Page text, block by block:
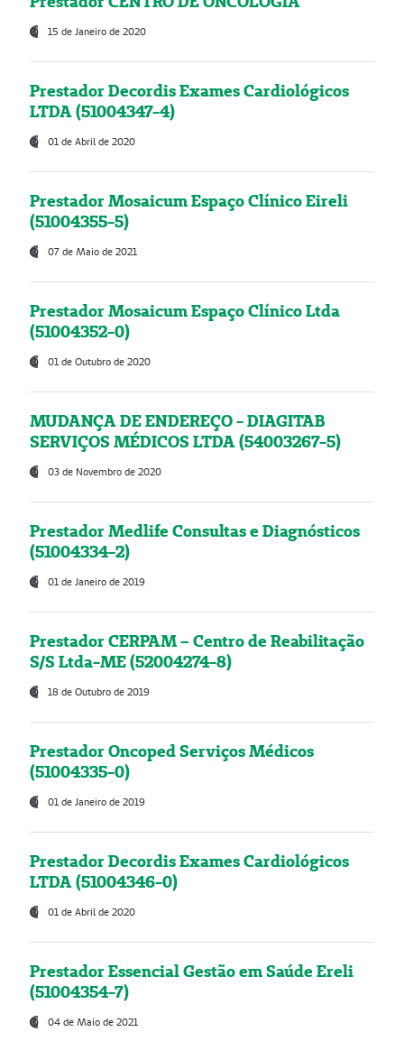
15 de Janeiro de 2020
Prestador Decordis Exames Cardiológicos
LTDA (51004347-4)
01 de Abril de 2020
Prestador Mosaicum Espaço Clínico Eireli
(51004355-5)
07 de Maio de 2021
Prestador Mosaicum Espaço Clínico Ltda
(51004352-0)
01 de Outubro de 2020
MUDANÇA DE ENDEREÇO - DIAGITAB
SERVIÇOS MÉDICOS LTDA (54003267-5)
03 de Novembro de 2020
Prestador Medlife Consultas e Diagnósticos
(51004334-2)
01 de Janeiro de 2019
Prestador CERPAM – Centro de Reabilitação
S/S Ltda-ME (52004274-8)
18 de Outubro de 2019
Prestador Oncoped Serviços Médicos
(51004335-0)
01 de Janeiro de 2019
Prestador Decordis Exames Cardiológicos
LTDA (51004346-0)
01 de Abril de 2020
Prestador Essencial Gestão em Saúde Ereli
(51004354-7)
04 de Maio de 2021